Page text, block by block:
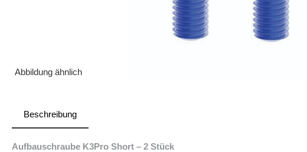
Abbildung ähnlich
Beschreibung
Aufbauschraube K3Pro Short – 2 Stück